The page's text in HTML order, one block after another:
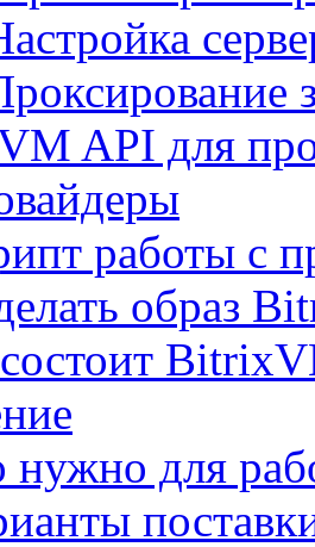
API для
работы с
образ
нужно для